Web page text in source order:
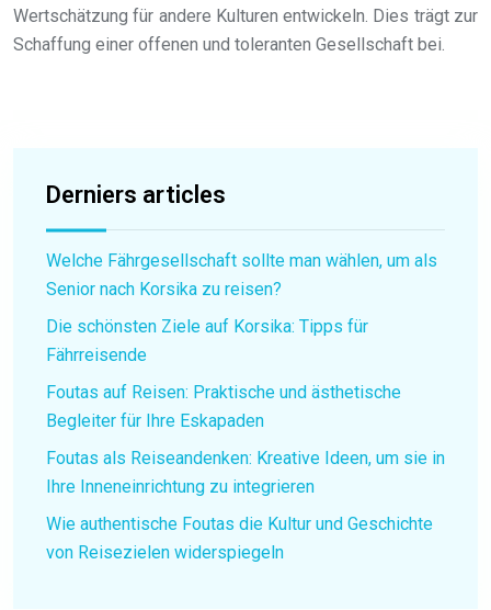
Wertschätzung für andere Kulturen entwickeln. Dies trägt zur
Schaffung einer offenen und toleranten Gesellschaft bei.
Derniers articles
Welche Fährgesellschaft sollte man wählen, um als
Senior nach Korsika zu reisen?
Die schönsten Ziele auf Korsika: Tipps für
Fährreisende
Foutas auf Reisen: Praktische und ästhetische
Begleiter für Ihre Eskapaden
Foutas als Reiseandenken: Kreative Ideen, um sie in
Ihre Inneneinrichtung zu integrieren
Wie authentische Foutas die Kultur und Geschichte
von Reisezielen widerspiegeln